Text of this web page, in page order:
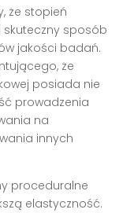
że stopień
skuteczny sposób
jakości badań.
że
posiada nie
prowadzenia
na
innych
proceduralne
elastyczność.